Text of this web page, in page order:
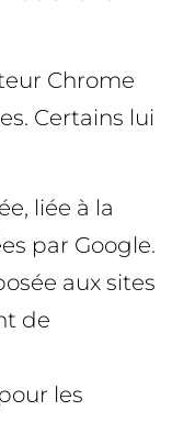
Chrome
Certains lui
liée à la
par Google.
aux sites
de
les